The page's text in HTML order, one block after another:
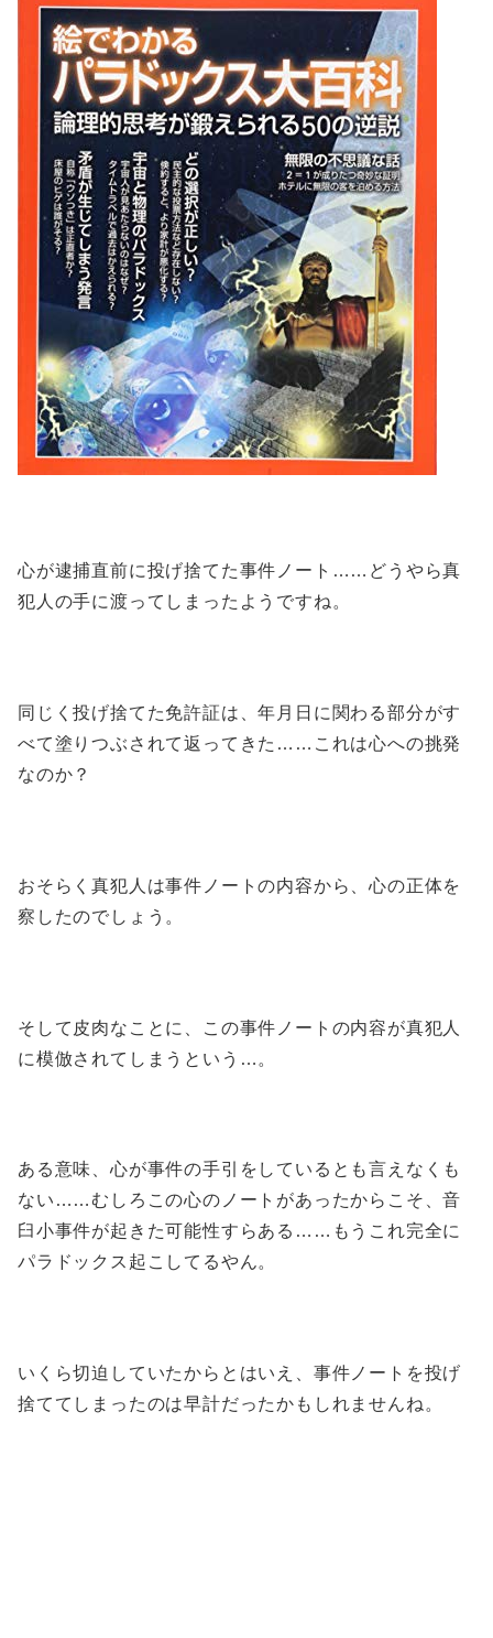
心が逮捕直前に投げ捨てた事件ノート……どうやら真
犯人の手に渡ってしまったようですね。
同じく投げ捨てた免許証は、年月日に関わる部分がす
べて塗りつぶされて返ってきた……これは心への挑発
なのか？
おそらく真犯人は事件ノートの内容から、心の正体を
察したのでしょう。
そして皮肉なことに、この事件ノートの内容が真犯人
に模倣されてしまうという…。
ある意味、心が事件の手引をしているとも言えなくも
ない……むしろこの心のノートがあったからこそ、音
臼小事件が起きた可能性すらある……もうこれ完全に
パラドックス起こしてるやん。
いくら切迫していたからとはいえ、事件ノートを投げ
捨ててしまったのは早計だったかもしれませんね。